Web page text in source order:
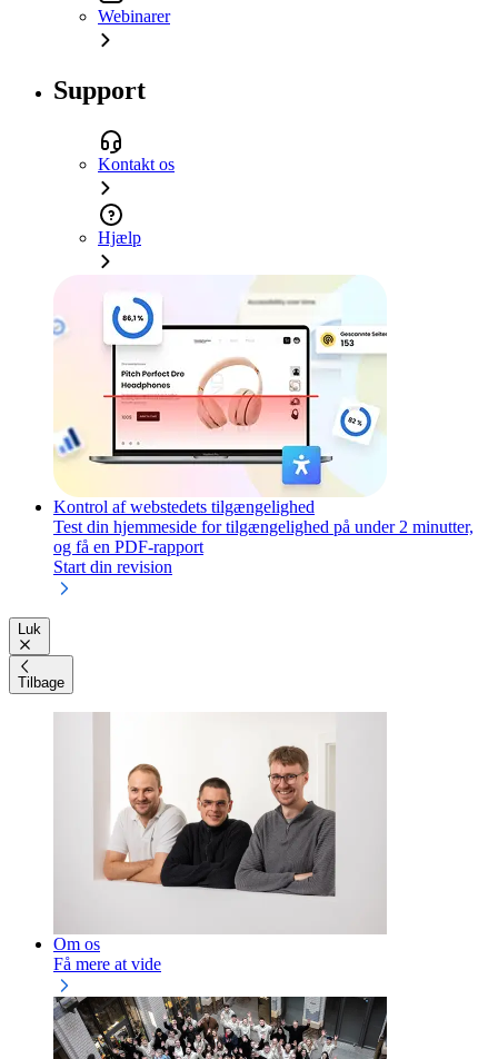
Webinarer
Support
Kontakt os
Hjælp
Kontrol af webstedets tilgængelighed
Test din hjemmeside for tilgængelighed på under 2 minutter,
og få en PDF-rapport
Start din revision
Luk
Tilbage
Om os
Få mere at vide